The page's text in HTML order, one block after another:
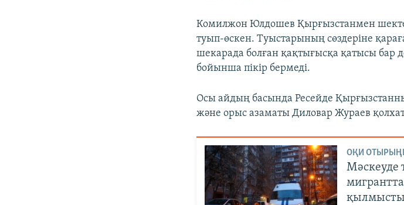
Комилжон Юлдошев Қырғызстанмен
туып-өскен. Туыстарының сөздеріне
шекарада болған қақтығысқа қатысы бар
бойынша пікір бермеді.
Осы айдың басында Ресейде
және орыс азаматы Диловар Жураев
ОҚИ
Мәскеуде